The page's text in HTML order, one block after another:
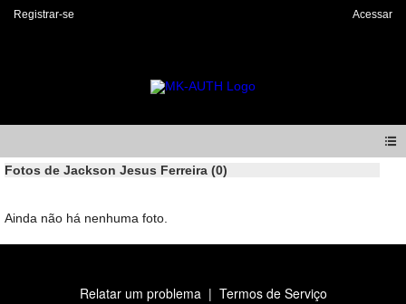
Registrar-se Acessar
Fotos de Jackson Jesus Ferreira (0)
Ainda não há nenhuma foto.
Relatar um problema| Termos de Serviço